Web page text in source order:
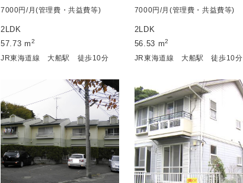
7000円/月(管理費・共益費等)
2LDK
57.73 m2
JR東海道線 大船駅 徒歩10分
7000円/月(管理費・共益費等)
2LDK
56.53 m2
JR東海道線 大船駅 徒歩10分